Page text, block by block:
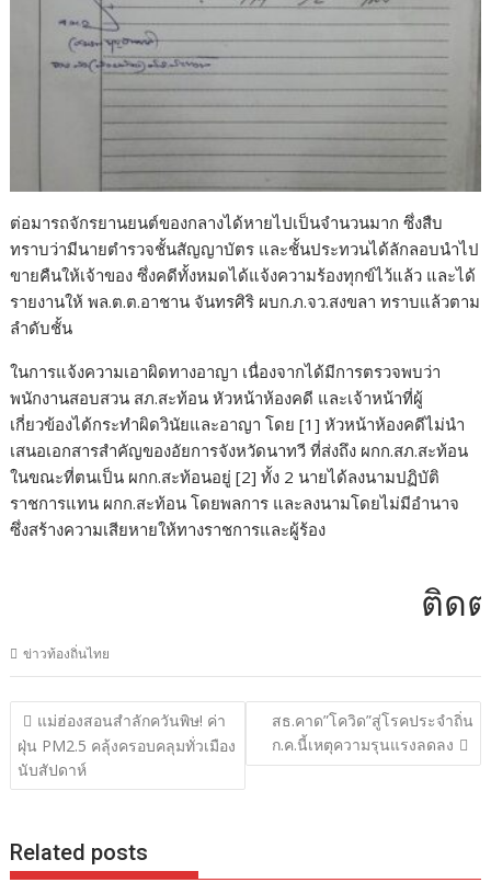
ต่อมารถจักรยานยนต์ของกลางได้หายไปเป็นจำนวนมาก ซึ่งสืบ
ทราบว่ามีนายตำรวจชั้นสัญญาบัตร และชั้นประทวนได้ลักลอบนำไป
ขายคืนให้เจ้าของ ซึ่งคดีทั้งหมดได้แจ้งความร้องทุกข์ไว้แล้ว และได้
รายงานให้ พล.ต.ต.อาชาน จันทรศิริ ผบก.ภ.จว.สงขลา ทราบแล้วตาม
ลำดับชั้น
ในการแจ้งความเอาผิดทางอาญา เนื่องจากได้มีการตรวจพบว่า
พนักงานสอบสวน สภ.สะท้อน หัวหน้าห้องคดี และเจ้าหน้าที่ผู้
เกี่ยวข้องได้กระทำผิดวินัยและอาญา โดย [1] หัวหน้าห้องคดีไม่นำ
เสนอเอกสารสำคัญของอัยการจังหวัดนาทวี ที่ส่งถึง ผกก.สภ.สะท้อน
ในขณะที่ตนเป็น ผกก.สะท้อนอยู่ [2] ทั้ง 2 นายได้ลงนามปฏิบัติ
ราชการแทน ผกก.สะท้อน โดยพลการ และลงนามโดยไม่มีอำนาจ
ซึ่งสร้างความเสียหายให้ทางราชการและผู้ร้อง
ติดต่อโ
ข่าวท้องถิ่นไทย
แนะแนว
เรื่อง
แม่ฮ่องสอนสำลักควันพิษ! ค่า
ฝุ่น PM2.5 คลุ้งครอบคลุมทั่วเมือง
นับสัปดาห์
สธ.คาด”โควิด”สู่โรคประจำถิ่น
ก.ค.นี้เหตุความรุนแรงลดลง
Related posts